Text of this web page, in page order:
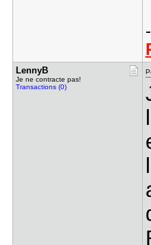
LennyB
Je ne contracte pas!
Transactions (0)